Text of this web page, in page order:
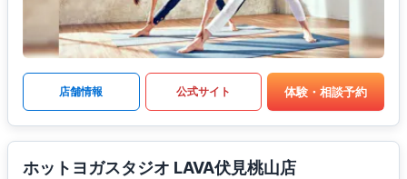
店舗情報 公式サイト 体験・相談予約
ホットヨガスタジオ LAVA伏見桃山店